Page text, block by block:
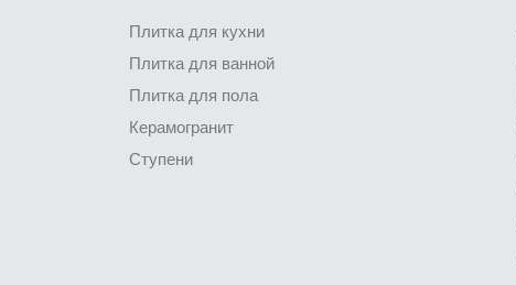
Плитка для кухни
Плитка для ванной
Плитка для пола
Керамогранит
Ступени